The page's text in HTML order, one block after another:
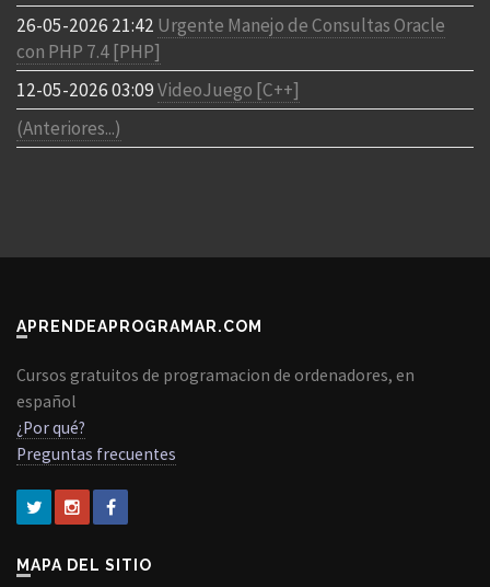
26-05-2026 21:42 Urgente Manejo de Consultas Oracle
con PHP 7.4 [PHP]
12-05-2026 03:09VideoJuego [C++]
(Anteriores...)
APRENDEAPROGRAMAR.COM
Cursos gratuitos de programacion de ordenadores, en
español
¿Por qué?
Preguntas frecuentes
MAPA DEL SITIO